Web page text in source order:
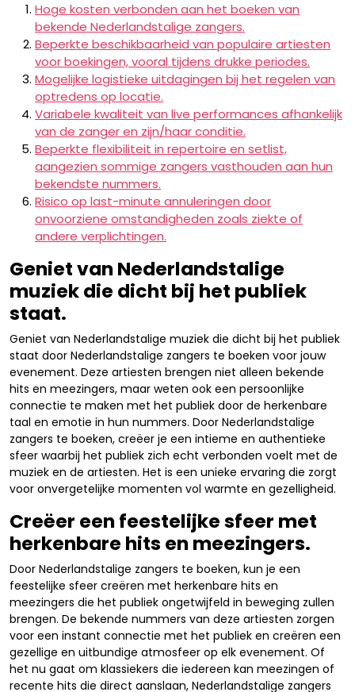
Hoge kosten verbonden aan het boeken van
bekende Nederlandstalige zangers.
Beperkte beschikbaarheid van populaire artiesten
voor boekingen, vooral tijdens drukke periodes.
Mogelijke logistieke uitdagingen bij het regelen van
optredens op locatie.
Variabele kwaliteit van live performances afhankelijk
van de zanger en zijn/haar conditie.
Beperkte flexibiliteit in repertoire en setlist,
aangezien sommige zangers vasthouden aan hun
bekendste nummers.
Risico op last-minute annuleringen door
onvoorziene omstandigheden zoals ziekte of
andere verplichtingen.
Geniet van Nederlandstalige
muziek die dicht bij het publiek
staat.
Geniet van Nederlandstalige muziek die dicht bij het publiek
staat door Nederlandstalige zangers te boeken voor jouw
evenement. Deze artiesten brengen niet alleen bekende
hits en meezingers, maar weten ook een persoonlijke
connectie te maken met het publiek door de herkenbare
taal en emotie in hun nummers. Door Nederlandstalige
zangers te boeken, creëer je een intieme en authentieke
sfeer waarbij het publiek zich echt verbonden voelt met de
muziek en de artiesten. Het is een unieke ervaring die zorgt
voor onvergetelijke momenten vol warmte en gezelligheid.
Creëer een feestelijke sfeer met
herkenbare hits en meezingers.
Door Nederlandstalige zangers te boeken, kun je een
feestelijke sfeer creëren met herkenbare hits en
meezingers die het publiek ongetwijfeld in beweging zullen
brengen. De bekende nummers van deze artiesten zorgen
voor een instant connectie met het publiek en creëren een
gezellige en uitbundige atmosfeer op elk evenement. Of
het nu gaat om klassiekers die iedereen kan meezingen of
recente hits die direct aanslaan, Nederlandstalige zangers